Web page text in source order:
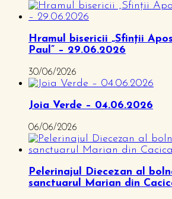
Hramul bisericii „Sfinții
Paul” – 29.06.2026
30/06/2026
Joia Verde – 04.06.2026
06/06/2026
Pelerinajul Diecezan al
sanctuarul Marian din